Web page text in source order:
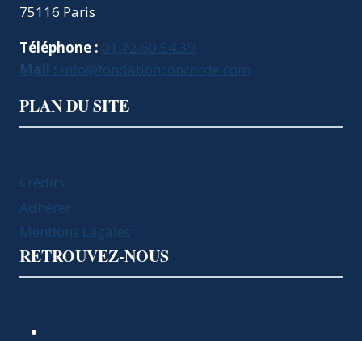
75116 Paris
Téléphone : 01.72.60.54.39
Mail : info@fondationconcorde.com
PLAN DU SITE
Crédits
Adhérer
Mentions Légales
RETROUVEZ-NOUS